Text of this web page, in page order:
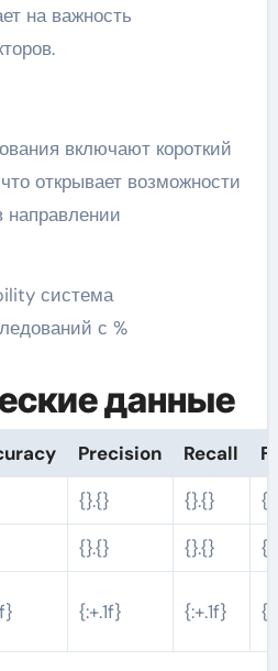
на важность
включают короткий
открывает возможности
система
с %
данные
Precision Recall
F1
{}.{} {}.{}
{}.{} {}.{}
{:+.1f} {:+.1f}